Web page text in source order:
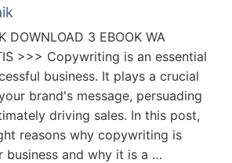
DOWNLOAD 3 EBOOK WA
>>> Copywriting is an essential
business. It plays a crucial
brand's message, persuading
driving sales. In this post,
reasons why copywriting is
and why it is a …